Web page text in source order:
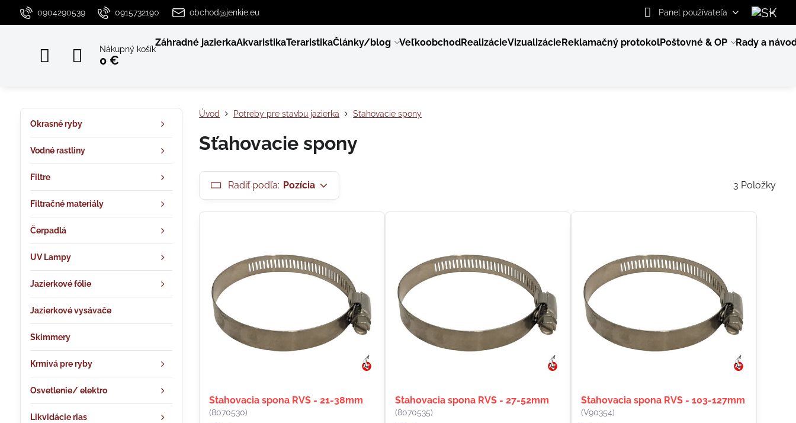
0904290539 0915732190 obchod@jenkie.eu Panel používateľa
Nákupný košík
0 €
Záhradné jazierkaAkvaristikaTeraristikaČlánky/blog VeľkoobchodRealizácieVizualizácieReklamačný protokolPoštovné & OP Rady a
Úvod Potreby pre stavbu jazierka Sťahovacie spony
Sťahovacie spony
Radiť podľa: Pozícia 3 Položky
Stahovacia spona RVS - 21-38mm
(8070530)
Stahovacia spona RVS - 27-52mm
(8070535)
Stahovacia spona RVS - 103-127mm
(V90354)
Okrasné ryby
Vodné rastliny
Filtre
Filtračné materiály
Čerpadlá
UV Lampy
Jazierkové fólie
Jazierkové vysávače
Skimmery
Krmivá pre ryby
Osvetlenie/ elektro
Likvidácie rias